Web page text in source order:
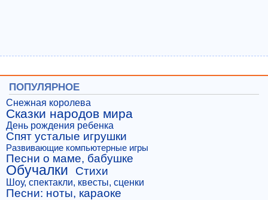
ПОПУЛЯРНОЕ
Снежная королева
Сказки народов мира
День рождения ребенка
Спят усталые игрушки
Развивающие компьютерные игры
Песни о маме, бабушке
Обучалки Стихи
Шоу, спектакли, квесты, сценки
Песни: ноты, караоке